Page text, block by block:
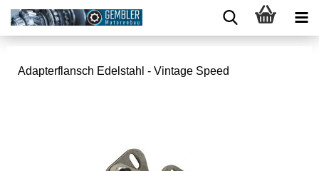
Adapterflansch Edelstahl - Vintage Speed